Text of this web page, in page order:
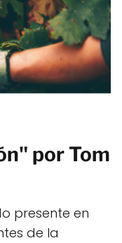
por Tom
presente en
de la